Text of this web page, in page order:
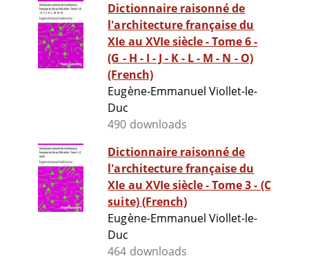
Dictionnaire raisonné de
l'architecture française du
XIe au XVIe siècle - Tome 6 -
(G - H - I - J - K - L - M - N - O)
(French)
Eugène-Emmanuel Viollet-le-
Duc
490 downloads
Dictionnaire raisonné de
l'architecture française du
XIe au XVIe siècle - Tome 3 - (C
suite) (French)
Eugène-Emmanuel Viollet-le-
Duc
464 downloads